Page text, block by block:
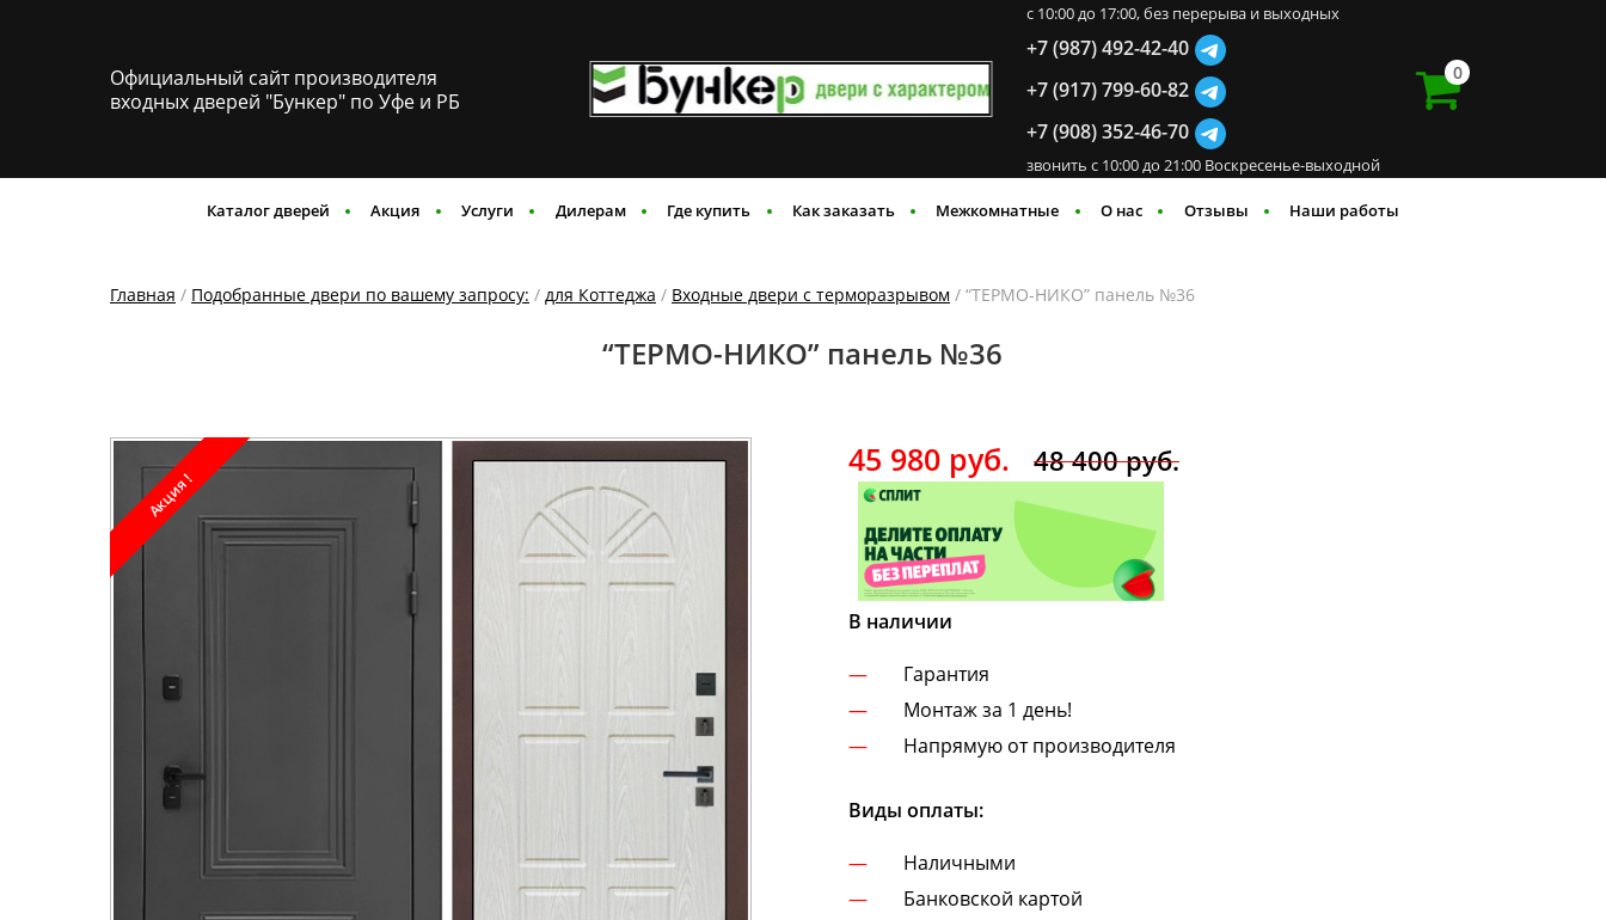
Официальный сайт производителя
входных дверей "Бункер" по Уфе и РБ
c 10:00 до 17:00, без перерыва и выходных
+7 (987) 492-42-40
+7 (917) 799-60-82
+7 (908) 352-46-70
звонить с 10:00 до 21:00 Воскресенье-выходной
0
Каталог дверей Акция Услуги Дилерам Где купить Как заказать Межкомнатные О нас Отзывы Наши работы
Главная / Подобранные двери по вашему запросу: / для Коттеджа / Входные двери с терморазрывом / “ТЕРМО-НИКО” панель №36
“ТЕРМО-НИКО” панель №36
Акция !
45 980 руб. 48 400руб.
В наличии
Гарантия
Монтаж за 1 день!
Напрямую от производителя
Виды оплаты:
Наличными
Банковской картой